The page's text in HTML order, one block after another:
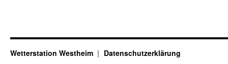
Wetterstation Westheim Datenschutzerklärung